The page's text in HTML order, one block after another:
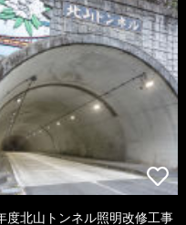
度北山トンネル照明改修工事